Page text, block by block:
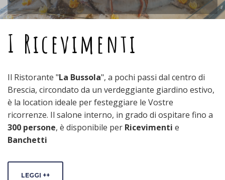
I Ricevimenti
Il Ristorante "La Bussola", a pochi passi dal centro di
Brescia, circondato da un verdeggiante giardino estivo,
è la location ideale per festeggiare le Vostre
ricorrenze. Il salone interno, in grado di ospitare fino a
300 persone, è disponibile per Ricevimenti e
Banchetti
LEGGI ++